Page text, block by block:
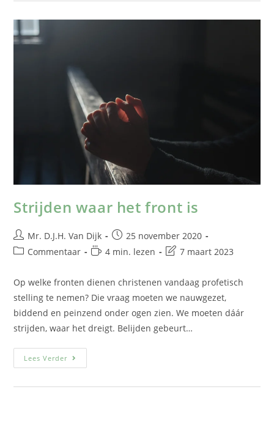
Strijden waar het front is
Mr. D.J.H. Van Dijk
25 november 2020
Commentaar
4 min. lezen 7 maart 2023
Op welke fronten dienen christenen vandaag profetisch
stelling te nemen? Die vraag moeten we nauwgezet,
biddend en peinzend onder ogen zien. We moeten dáár
strijden, waar het dreigt. Belijden gebeurt…
Lees Verder